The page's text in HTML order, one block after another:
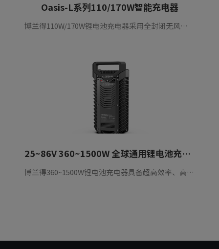
Oasis-L系列110/170W智能充电器
博兰得110W/170W锂电池充电器采用全封闭无风扇塑壳设计，具备超高效率、高可靠性和超长使用寿命，广泛应用于电动车、电动自行车、电动摩托车、电动船等。
25~86V 360~1500W 全球通用锂电池充电器
博兰得360~1500W锂电池充电器具备超高效率、高可靠性和超长使用寿命等特性，广泛应用于电动车、电动摩托车、电动船等。